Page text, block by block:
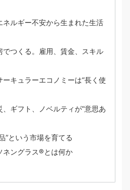
ネルギー不安から生まれた生活
でつくる。雇用、賃金、スキル
キュラーエコノミーは“長く使
ギフト、ノベルティが“意思あ
”という市場を育てる
ングラス®︎とは何か